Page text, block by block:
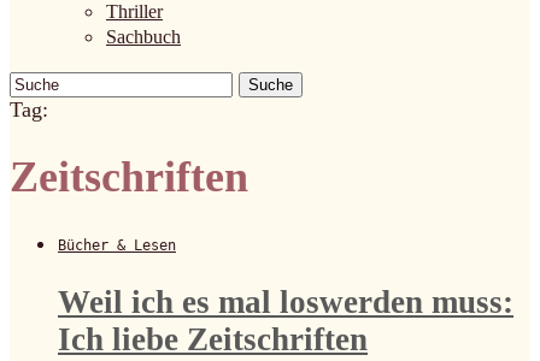
Thriller
Sachbuch
Suche
Tag:
Zeitschriften
Bücher & Lesen
Weil ich es mal loswerden muss:
Ich liebe Zeitschriften